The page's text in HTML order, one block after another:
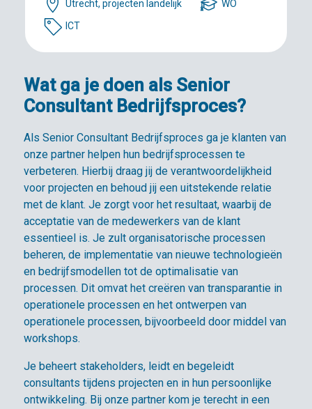
Utrecht, projecten landelijk
WO
ICT
Wat ga je doen als Senior
Consultant Bedrijfsproces?
Als Senior Consultant Bedrijfsproces ga je klanten van
onze partner helpen hun bedrijfsprocessen te
verbeteren. Hierbij draag jij de verantwoordelijkheid
voor projecten en behoud jij een uitstekende relatie
met de klant. Je zorgt voor het resultaat, waarbij de
acceptatie van de medewerkers van de klant
essentieel is. Je zult organisatorische processen
beheren, de implementatie van nieuwe technologieën
en bedrijfsmodellen tot de optimalisatie van
processen. Dit omvat het creëren van transparantie in
operationele processen en het ontwerpen van
operationele processen, bijvoorbeeld door middel van
workshops.
Je beheert stakeholders, leidt en begeleidt
consultants tijdens projecten en in hun persoonlijke
ontwikkeling. Bij onze partner kom je terecht in een